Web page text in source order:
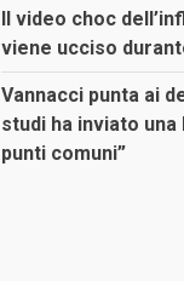
Il video choc
viene ucciso
Vannacci punta ai
studi ha inviato
punti comuni”